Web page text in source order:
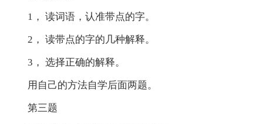
1， 读词语，认准带点的字。
2， 读带点的字的几种解释。
3， 选择正确的解释。
用自己的方法自学后面两题。
第三题